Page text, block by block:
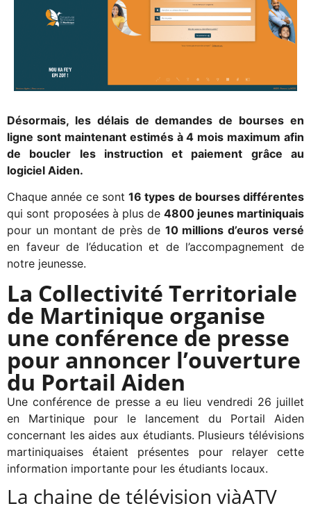
Désormais, les délais de demandes de bourses en
ligne sont maintenant estimés à 4 mois maximum afin
de boucler les instruction et paiement grâce au
logiciel Aiden.
Chaque année ce sont 16 types de bourses différentes
qui sont proposées à plus de 4800 jeunes martiniquais
pour un montant de près de 10 millions d’euros versé
en faveur de l’éducation et de l’accompagnement de
notre jeunesse.
La Collectivité Territoriale
de Martinique organise
une conférence de presse
pour annoncer l’ouverture
du Portail Aiden
Une conférence de presse a eu lieu vendredi 26 juillet
en Martinique pour le lancement du Portail Aiden
concernant les aides aux étudiants. Plusieurs télévisions
martiniquaises étaient présentes pour relayer cette
information importante pour les étudiants locaux.
La chaine de télévision viàATV